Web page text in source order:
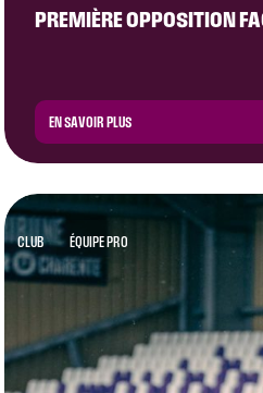
PREMIÈRE OPPOSITION
EN SAVOIR PLUS
CLUB ÉQUIPE PRO